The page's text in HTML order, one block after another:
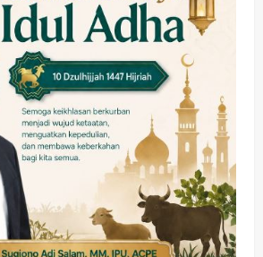
wartanusa 4 Agustus 2026
Keagamaan Pemerintahan
Pemkab Sidoarjo & Muhammadiyah
Sinergi Permudah Perizinan, Wakaf,
hingga Hibah
wartanusa 4 Agustus 2026
Keagamaan Pemerintahan
Hadir di Pengajian Qurrota A’yun,
Wabup Sidoarjo Minta Doa Jamaah
Agar Tetap Amanah Memimpin
wartanusa 4 Agustus 2026